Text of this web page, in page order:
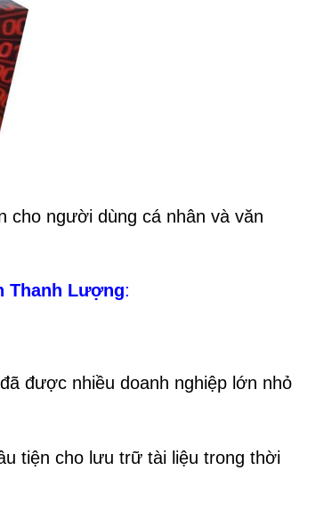
cho người dùng cá nhân và văn
Thanh Lượng:
được nhiều doanh nghiệp lớn nhỏ
tiện cho lưu trữ tài liệu trong thời